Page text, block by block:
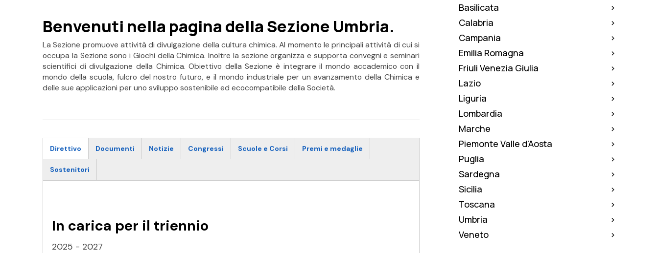
Benvenuti nella pagina della Sezione Umbria.
La Sezione promuove attività di divulgazione della cultura chimica. Al momento le principali attività di cui si
occupa la Sezione sono i Giochi della Chimica. Inoltre la sezione organizza e supporta convegni e seminari
scientifici di divulgazione della Chimica. Obiettivo della Sezione è integrare il mondo accademico con il
mondo della scuola, fulcro del nostro futuro, e il mondo industriale per un avanzamento della Chimica e
delle sue applicazioni per uno sviluppo sostenibile ed ecocompatibile della Società.
Direttivo Documenti Notizie Congressi Scuole e Corsi Premi e medaglie
Sostenitori
In carica per il triennio
2025 - 2027
Basilicata
Calabria
Campania
Emilia Romagna
Friuli Venezia Giulia
Lazio
Liguria
Lombardia
Marche
Piemonte Valle d'Aosta
Puglia
Sardegna
Sicilia
Toscana
Umbria
Veneto